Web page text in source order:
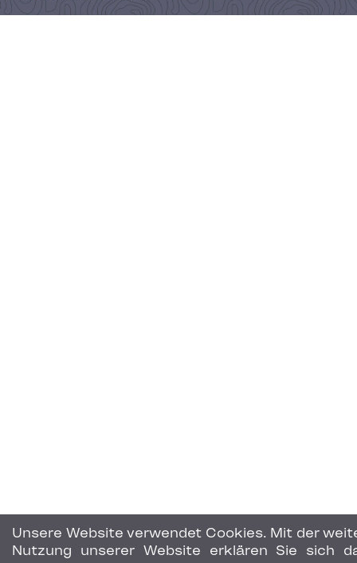
Unsere Website verwendet Cookies. Mit der
Nutzung unserer Website erklären Sie sich